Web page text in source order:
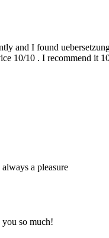
and I found
10/10 . I recommend it
a pleasure
so much!